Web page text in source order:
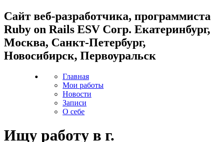
Cайт веб-разработчика, программиста
Ruby on Rails ESV Corp. Екатеринбург,
Москва, Санкт-Петербург,
Новосибирск, Первоуральск
Главная
Мои работы
Новости
Записи
О себе
Ищу работу в г.